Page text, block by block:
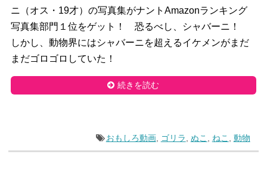
ニ（オス・19才）の写真集がナントAmazonランキング
写真集部門１位をゲット！ 恐るべし、シャバーニ！
しかし、動物界にはシャバーニを超えるイケメンがまだ
まだゴロゴロしていた！
続きを読む
おもしろ動画, ゴリラ ぬこ ねこ 動物